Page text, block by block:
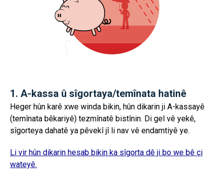
1. A-kassa û sîgortaya/temînata hatinê
Heger hûn karê xwe winda bikin, hûn dikarin ji A-kassayê
(temînata bêkariyê) tezmînatê bistînin. Di gel vê yekê,
sîgorteya dahatê ya pêvekî jî li nav vê endamtiyê ye.
Li vir hûn dikarin hesab bikin ka sîgorta dê ji bo we bê çi
wateyê.